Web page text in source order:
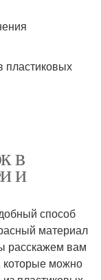
пластиковых
в
и
способ
материал
расскажем вам
которые можно